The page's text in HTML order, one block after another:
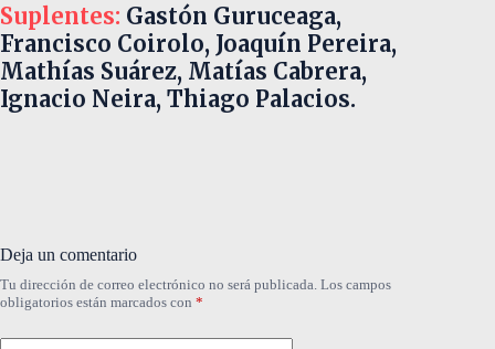
Suplentes: Gastón Guruceaga,
Francisco Coirolo, Joaquín Pereira,
Mathías Suárez, Matías Cabrera,
Ignacio Neira, Thiago Palacios.
Deja un comentario
Tu dirección de correo electrónico no será publicada. Los campos
obligatorios están marcados con *